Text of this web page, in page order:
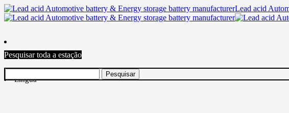
Lead acid
Língua
Pesquisar toda a estação